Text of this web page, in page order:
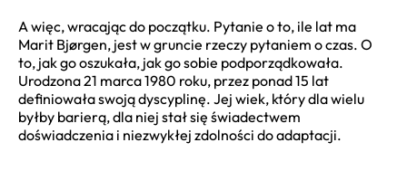
A więc, wracając do początku. Pytanie o to, ile lat ma
Marit Bjørgen, jest w gruncie rzeczy pytaniem o czas. O
to, jak go oszukała, jak go sobie podporządkowała.
Urodzona 21 marca 1980 roku, przez ponad 15 lat
definiowała swoją dyscyplinę. Jej wiek, który dla wielu
byłby barierą, dla niej stał się świadectwem
doświadczenia i niezwykłej zdolności do adaptacji.